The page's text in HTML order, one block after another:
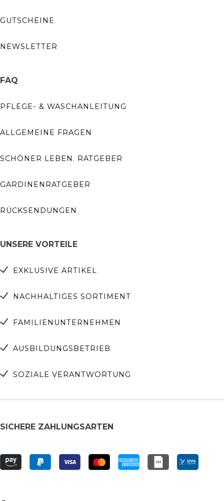
GUTSCHEINE
NEWSLETTER
FAQ
PFLEGE- & WASCHANLEITUNG
ALLGEMEINE FRAGEN
SCHÖNER LEBEN. RATGEBER
GARDINENRATGEBER
RÜCKSENDUNGEN
UNSERE VORTEILE
EXKLUSIVE ARTIKEL
NACHHALTIGES SORTIMENT
FAMILIENUNTERNEHMEN
AUSBILDUNGSBETRIEB
SOZIALE VERANTWORTUNG
SICHERE ZAHLUNGSARTEN